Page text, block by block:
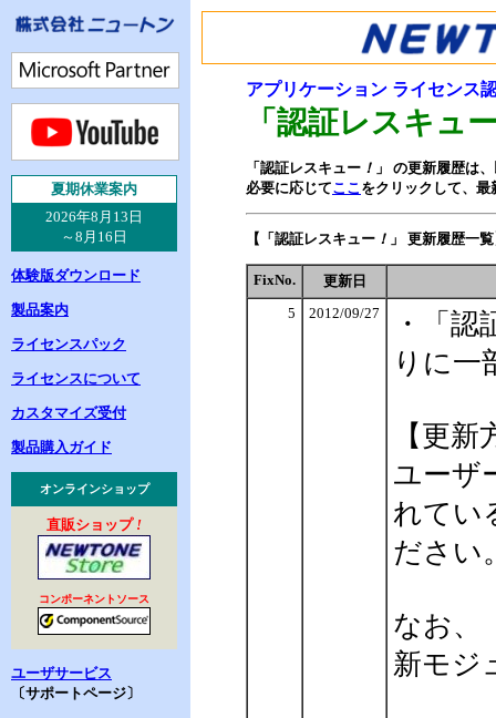
夏期休業案内
2026年8月13日
～8月16日
体験版ダウンロード
製品案内
ライセンスパック
ライセンスについて
カスタマイズ受付
製品購入ガイド
オンラインショップ
直販ショップ!
コンポーネントソース
ユーザサービス
〔サポートページ〕
アプリケーション ライセンス
「認証レスキュ
「認証レスキュー ！ 」 の更新履歴は
必要に応じてここ をクリックして、
【「認証レスキュー ！ 」 更新履歴一
FixNo.
更新日
5
2012/09/27
・「
りに一
【更新
ユーザ
れてい
ださい
なお、
新モジ